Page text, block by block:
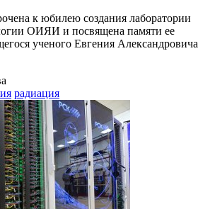
к юбилею создания лаборатории
ОИЯИ и посвящена памяти ее
ученого Евгения Александровича
радиация